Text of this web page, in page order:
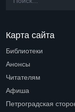
Карта сайта
Библиотеки
Анонсы
Читателям
Афиша
Петроградская